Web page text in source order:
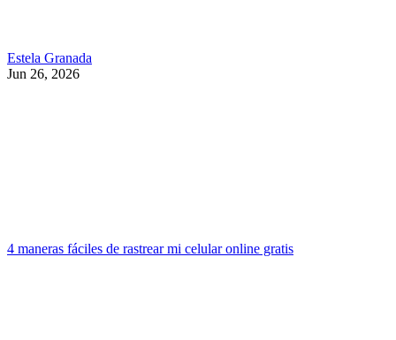
Estela Granada
Jun 26, 2026
4 maneras fáciles de rastrear mi celular online gratis